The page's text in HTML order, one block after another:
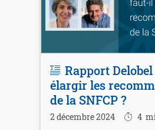
Rapport
élargir les
de la SNFCP ?
2 décembre 2024 4